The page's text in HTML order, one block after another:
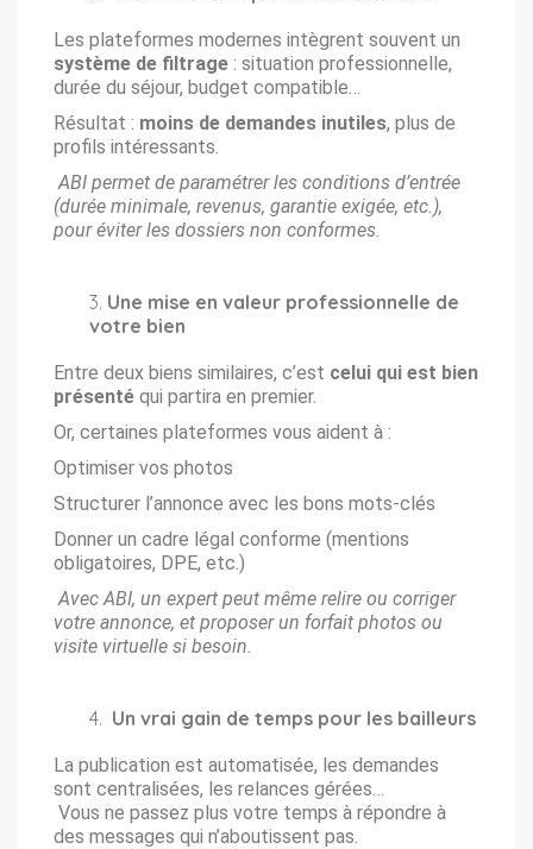
Les plateformes modernes intègrent souvent un
système de filtrage : situation professionnelle,
durée du séjour, budget compatible…
Résultat : moins de demandes inutiles, plus de
profils intéressants.
ABI permet de paramétrer les conditions d’entrée
(durée minimale, revenus, garantie exigée, etc.),
pour éviter les dossiers non conformes.
Une mise en valeur professionnelle de
votre bien
Entre deux biens similaires, c’est celui qui est bien
présenté qui partira en premier.
Or, certaines plateformes vous aident à :
Optimiser vos photos
Structurer l’annonce avec les bons mots-clés
Donner un cadre légal conforme (mentions
obligatoires, DPE, etc.)
Avec ABI, un expert peut même relire ou corriger
votre annonce, et proposer un forfait photos ou
visite virtuelle si besoin.
Un vrai gain de temps pour les bailleurs
La publication est automatisée, les demandes
sont centralisées, les relances gérées…
Vous ne passez plus votre temps à répondre à
des messages qui n’aboutissent pas.